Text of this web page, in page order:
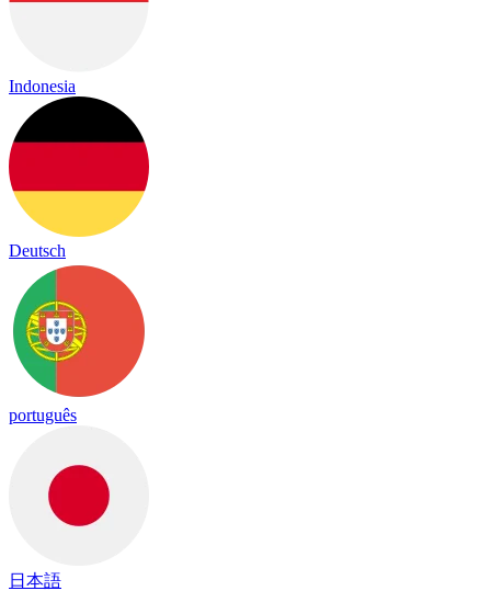
Indonesia
Deutsch
português
日本語